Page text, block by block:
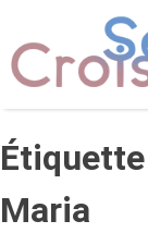
content
Maria